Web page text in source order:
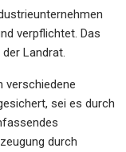
verpflichtet. Das
Landrat.
verschiedene
sei es durch
durch